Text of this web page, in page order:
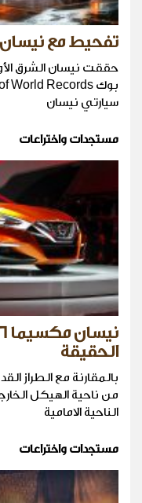
تفحيط مع
حققت نيسان الشرق
سيارتي نيسان
مستجدات واختراعات
الحقيقة
بالمقارنة مع الطراز
الناحية الامامية
مستجدات واختراعات